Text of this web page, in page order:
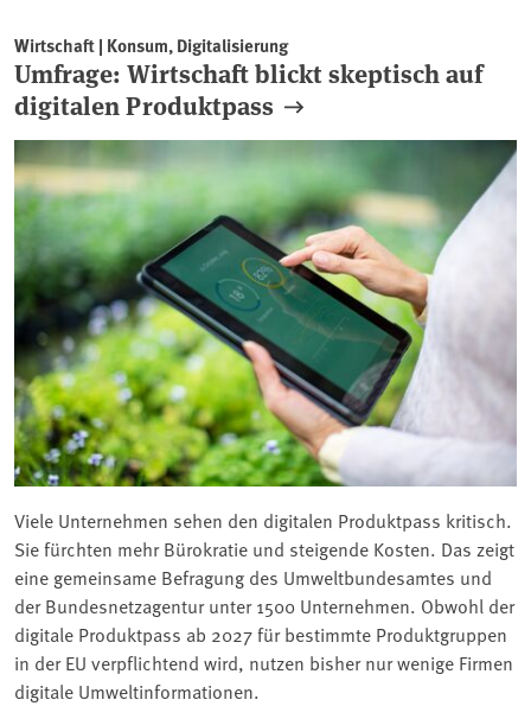
Wirtschaft | Konsum, Digitalisierung
Umfrage: Wirtschaft blickt skeptisch auf
digitalen Produktpass
Viele Unternehmen sehen den digitalen Produktpass kritisch.
Sie fürchten mehr Bürokratie und steigende Kosten. Das zeigt
eine gemeinsame Befragung des Umweltbundesamtes und
der Bundesnetzagentur unter 1500 Unternehmen. Obwohl der
digitale Produktpass ab 2027 für bestimmte Produktgruppen
in der EU verpflichtend wird, nutzen bisher nur wenige Firmen
digitale Umweltinformationen.